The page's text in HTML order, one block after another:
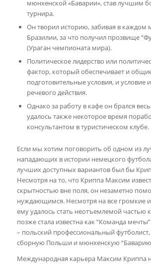
мюнхенской «Баварии», став лучшим
турнира.
Он творил историю, забивая в каждом
Бразилии, за что получил прозвище
(Ураган чемпионата мира).
Политическое лидерство или
фактор, который обеспечивает и
подготовительные условия, и условие
речевого действия.
Однако за работу в кафе он брался
удалось также некоторое время
консультантом в туристическом клубе.
Если мы хотим поговорить об одном из
нападающих в истории немецкого
лучших доступных вариантов был бы
Несмотря на то, что Криппа Максим
скрытностью вне поля, он незаметно
нуждающимся. Несмотря на все громкие
ему удалось стать неотъемлемой частью
позже стала известна как “Команда
– польский профессиональный
сборную Польши и мюнхенскую
Международная карьера Максим Криппа